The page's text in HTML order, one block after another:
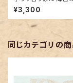
ション
¥3,300
同じカテゴリの